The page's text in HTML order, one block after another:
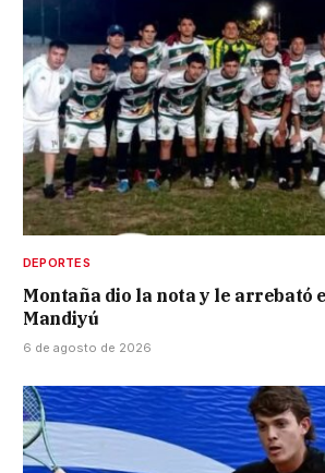
DEPORTES
Montaña dio la nota y le arrebató
Mandiyú
6 de agosto de 2026